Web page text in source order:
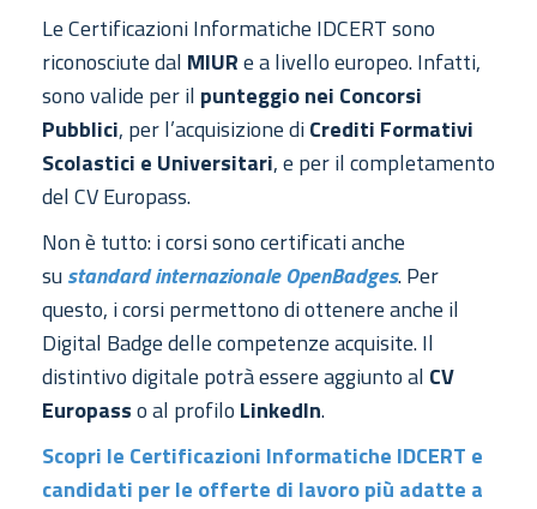
Le Certificazioni Informatiche IDCERT sono
riconosciute dal MIURe a livello europeo. Infatti,
sono valide per il punteggio nei Concorsi
Pubblici, per l’acquisizione diCrediti Formativi
Scolastici e Universitari, e per il completamento
del CV Europass.
Non è tutto: i corsi sono certificati anche
su standard internazionale OpenBadges. Per
questo, i corsi permettono di ottenere anche il
Digital Badge delle competenze acquisite. Il
distintivo digitale potrà essere aggiunto al CV
Europasso al profilo LinkedIn.
Scopri le Certificazioni Informatiche IDCERT e
candidati per le offerte di lavoro più adatte a